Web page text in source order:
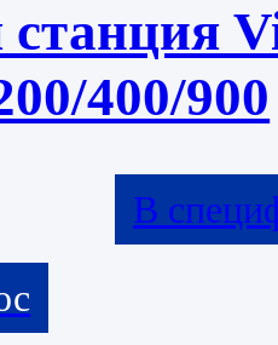
станция
400/900
В